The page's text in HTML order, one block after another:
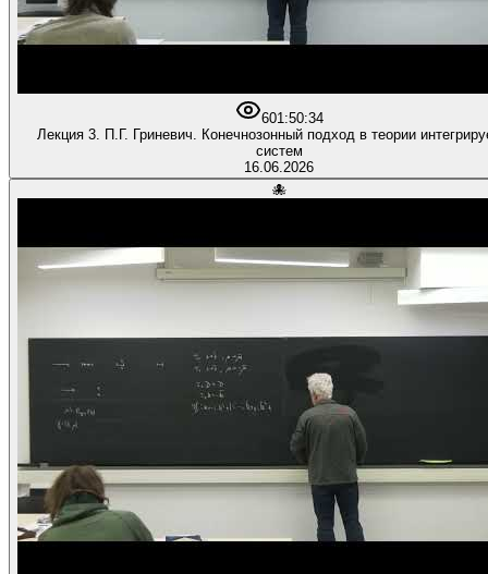
601:50:34
Лекция 3. П.Г. Гриневич. Конечнозонный подход в теории
систем
16.06.2026
🐙